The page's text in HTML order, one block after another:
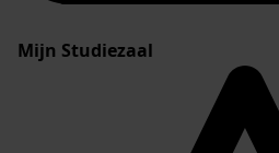
Mijn Studiezaal